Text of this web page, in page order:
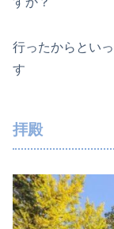
行ったからとい
す
拝殿